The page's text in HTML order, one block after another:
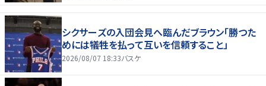
シクサーズの入団会見へ臨んだブラウン「勝つた
めには犠牲を払って互いを信頼すること」
2026/08/07 18:33バスケ